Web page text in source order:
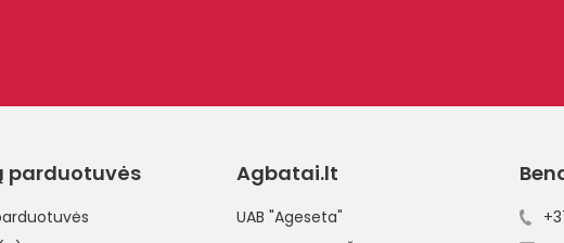
parduotuvės Agbatai.lt
UAB "Ageseta"